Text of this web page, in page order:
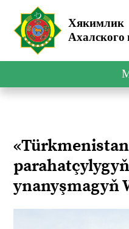
Хякимлик
Ахалского
ynanyşmagyň